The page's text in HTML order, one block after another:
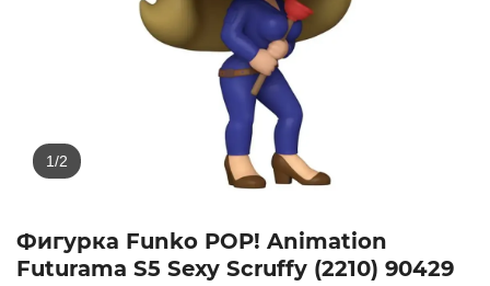
Фигурка Funko POP! Animation
Futurama S5 Sexy Scruffy (2210) 90429